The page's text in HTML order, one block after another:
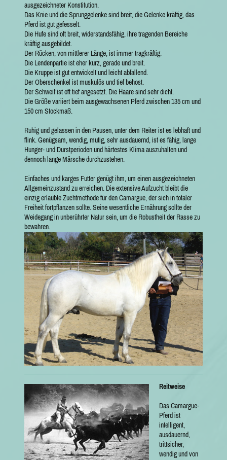
ausgezeichneter Konstitution.
Das Knie und die Sprunggelenke sind breit, die Gelenke kräftig, das
Pferd ist gut gefesselt.
Die Hufe sind oft breit, widerstandsfähig, ihre tragenden Bereiche
kräftig ausgebildet.
Der Rücken, von mittlerer Länge, ist immer tragkräftig.
Die Lendenpartie ist eher kurz, gerade und breit.
Die Kruppe ist gut entwickelt und leicht abfallend.
Der Oberschenkel ist muskulös und tief behost.
Der Schweif ist oft tief angesetzt. Die Haare sind sehr dicht.
Die Größe variiert beim ausgewachsenen Pferd zwischen 135 cm und
150 cm Stockmaß.
Ruhig und gelassen in den Pausen, unter dem Reiter ist es lebhaft und
flink. Genügsam, wendig, mutig, sehr ausdauernd, ist es fähig, lange
Hunger- und Durstperioden und härtestes Klima auszuhalten und
dennoch lange Märsche durchzustehen.
Einfaches und karges Futter genügt ihm, um einen ausgezeichneten
Allgemeinzustand zu erreichen. Die extensive Aufzucht bleibt die
einzig erlaubte Zuchtmethode für den Camargue, der sich in totaler
Freiheit fortpflanzen sollte. Seine wesentliche Ernährung sollte der
Weidegang in unberührter Natur sein, um die Robustheit der Rasse zu
bewahren.
Reitweise
Das Camargue-
Pferd ist
intelligent,
ausdauernd,
trittsicher,
wendig und von